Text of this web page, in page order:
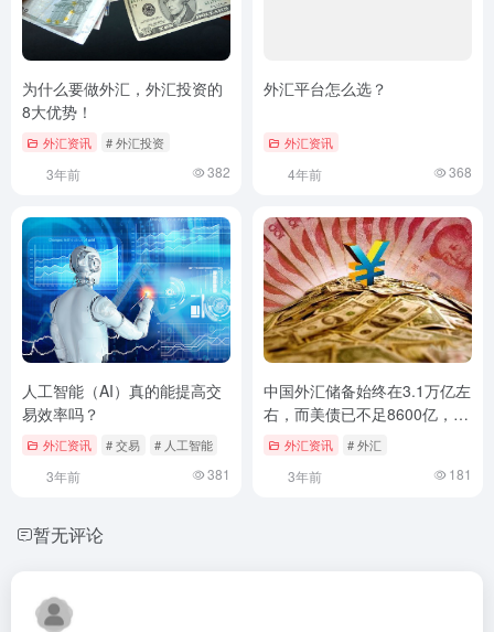
为什么要做外汇，外汇投资的
8大优势！
外汇资讯 # 外汇投资
3年前 382
外汇平台怎么选？
外汇资讯
4年前 368
人工智能（AI）真的能提高交
易效率吗？
外汇资讯 # 交易 # 人工智能
3年前 381
中国外汇储备始终在3.1万亿左
右，而美债已不足8600亿，钱
哪去了
外汇资讯 # 外汇
3年前 181
暂无评论